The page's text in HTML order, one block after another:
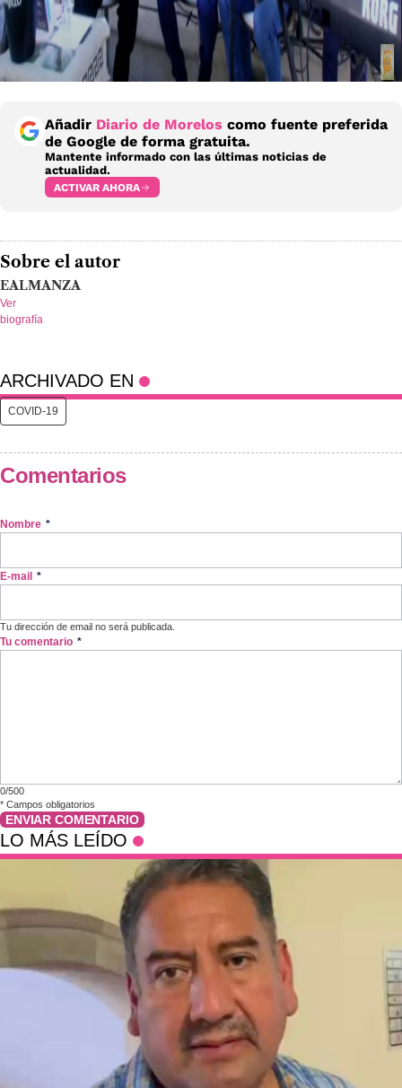
Añadir Diario de Morelos como fuente preferida
de Google de forma gratuita.
Mantente informado con las últimas noticias de
actualidad.
ACTIVAR AHORA
Sobre el autor
EALMANZA
Ver
biografía
ARCHIVADO EN
COVID-19
Comentarios
Nombre *
E-mail *
Tu dirección de email no será publicada.
Tu comentario *
0/500
* Campos obligatorios
ENVIAR COMENTARIO
LO MÁS LEÍDO